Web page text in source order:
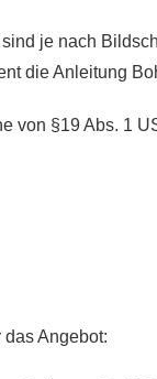
je nach
die Anleitung
von §19 Abs. 1
Angebot: